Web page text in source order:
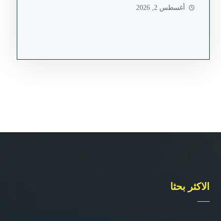
أغسطس 2, 2026
الاكثر بحثا